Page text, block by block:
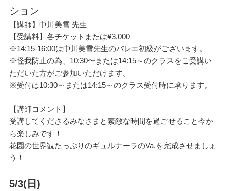
ション
【講師】中川美雪 先生
【受講料】各チケットまたは¥3,000
※14:15-16:00は中川美雪先生のバレエ初級がございます。
※怪我防止の為、10:30〜または14:15～のクラスをご受講い
ただいた方がご参加いただけます。
※受付は10:30～または14:15～のクラス受付時に承ります。
【講師コメント】
受講してくださるみなさまと素敵な時間を過ごせること今か
ら楽しみです！
花園の世界観たっぷりのギュルナーラのVa.を完成させましょ
う！
5/3(日)